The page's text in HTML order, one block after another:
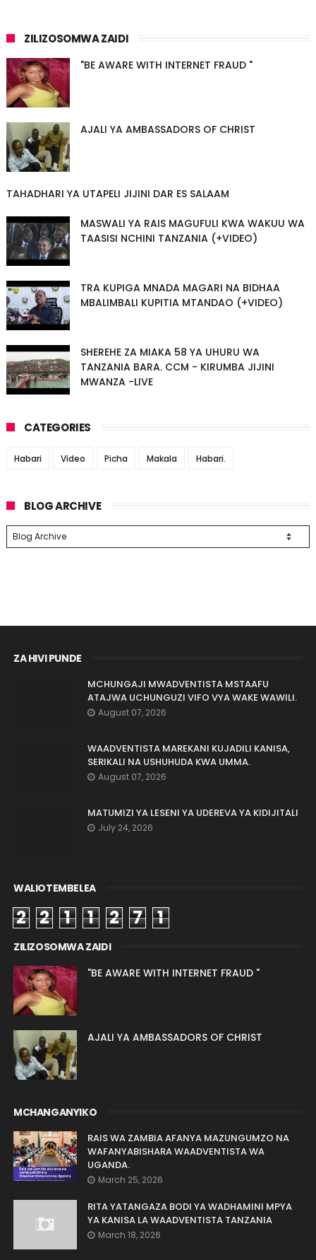
ZILIZOSOMWA ZAIDI
"BE AWARE WITH INTERNET FRAUD "
AJALI YA AMBASSADORS OF CHRIST
TAHADHARI YA UTAPELI JIJINI DAR ES SALAAM
MASWALI YA RAIS MAGUFULI KWA WAKUU WA
TAASISI NCHINI TANZANIA (+VIDEO)
TRA KUPIGA MNADA MAGARI NA BIDHAA
MBALIMBALI KUPITIA MTANDAO (+VIDEO)
SHEREHE ZA MIAKA 58 YA UHURU WA
TANZANIA BARA. CCM - KIRUMBA JIJINI
MWANZA -LIVE
CATEGORIES
Habari Video Picha Makala Habari.
BLOG ARCHIVE
ZA HIVI PUNDE
MCHUNGAJI MWADVENTISTA MSTAAFU
ATAJWA UCHUNGUZI VIFO VYA WAKE WAWILI.
August 07, 2026
WAADVENTISTA MAREKANI KUJADILI KANISA,
SERIKALI NA USHUHUDA KWA UMMA.
August 07, 2026
MATUMIZI YA LESENI YA UDEREVA YA KIDIJITALI
July 24, 2026
WALIOTEMBELEA
2 2 1 1 2 7 1
ZILIZOSOMWA ZAIDI
"BE AWARE WITH INTERNET FRAUD "
AJALI YA AMBASSADORS OF CHRIST
MCHANGANYIKO
RAIS WA ZAMBIA AFANYA MAZUNGUMZO NA
WAFANYABISHARA WAADVENTISTA WA
UGANDA.
March 25, 2026
RITA YATANGAZA BODI YA WADHAMINI MPYA
YA KANISA LA WAADVENTISTA TANZANIA
March 18, 2026